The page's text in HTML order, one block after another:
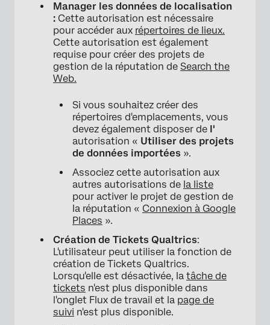
Manager les données de localisation
: Cette autorisation est nécessaire
pour accéder aux répertoires de lieux.
Cette autorisation est également
requise pour créer des projets de
gestion de la réputation de Search the
Web.
Si vous souhaitez créer des
répertoires d'emplacements, vous
devez également disposer de l'
autorisation « Utiliser des projets
de données importées ».
Associez cette autorisation aux
autres autorisations de la liste
pour activer le projet de gestion de
la réputation « Connexion à Google
Places ».
Création de Tickets Qualtrics:
L'utilisateur peut utiliser la fonction de
création de Tickets Qualtrics.
Lorsqu'elle est désactivée, la tâche de
tickets n'est plus disponible dans
l'onglet Flux de travail et la page de
suivi n'est plus disponible.